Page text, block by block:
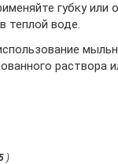
губку или
теплой воде.
раствора
)